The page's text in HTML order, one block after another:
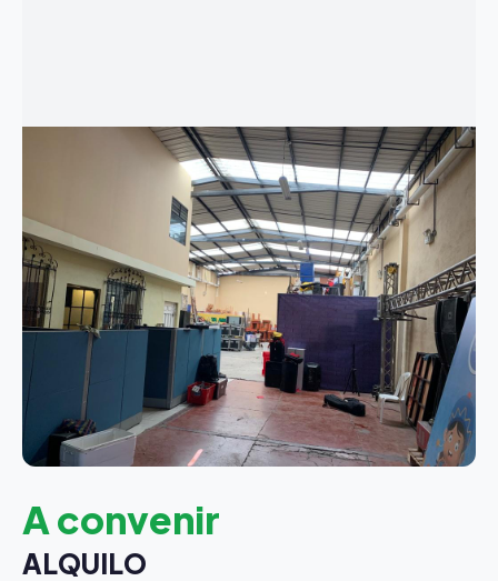
A convenir
ALQUILO